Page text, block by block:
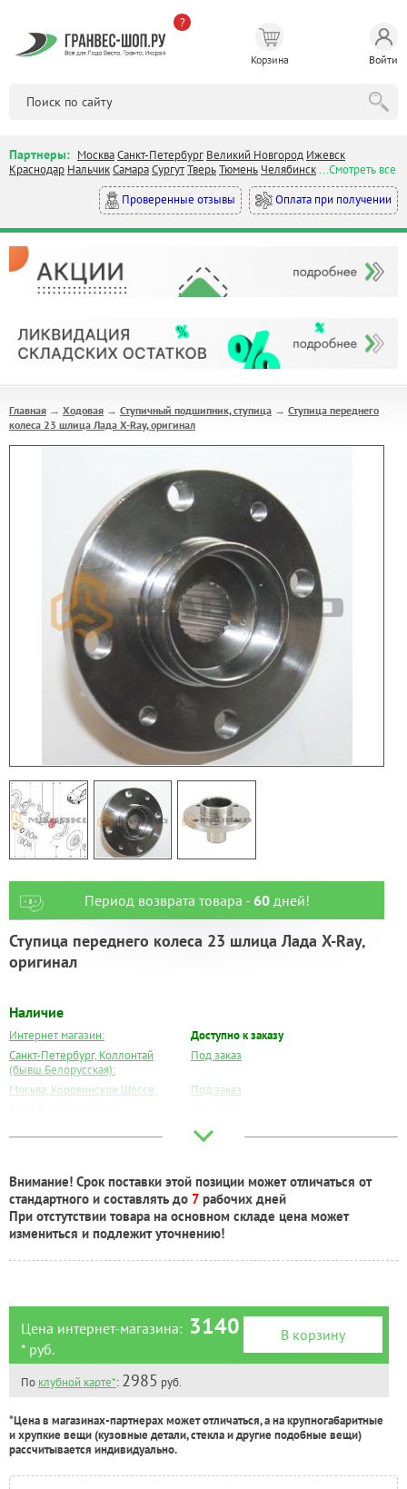
?
Корзина Войти
Партнеры: МоскваСанкт-Петербург Великий Новгород Ижевск
Краснодар НальчикСамараСургутТверьТюмень Челябинск...Смотреть все
Проверенные отзывы
Оплата при получении
Главная → Ходовая → Ступичный подшипник, ступица → Ступица переднего
колеса 23 шлица Лада X-Ray, оригинал
Период возврата товара - 60дней!
Ступица переднего колеса 23 шлица Лада X-Ray,
оригинал
Наличие
Интернет магазин:
Доступно к заказу
Санкт-Петербург, Коллонтай
(бывш.Белорусская):
Под заказ
Москва, Коровинское Шоссе:
Под заказ
Под заказ
Самара:
Под заказ
Тверь:
Под заказ
Тюмень:
Есть
Внимание! Срок поставки этой позиции может отличаться от
стандартного и составлять до 7 рабочих дней
При отстутствии товара на основном складе цена может
измениться и подлежит уточнению!
Цена интернет-магазина: 3140
* руб.
В корзину
По клубной карте*: 2985 руб.
*Цена в магазинах-партнерах может отличаться, а на крупногабаритные
и хрупкие вещи (кузовные детали, стекла и другие подобные вещи)
рассчитывается индивидуально.